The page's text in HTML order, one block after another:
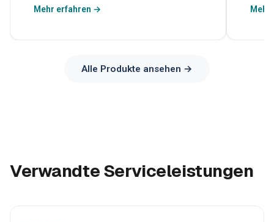
Mehr erfahren →
Alle Produkte ansehen →
Verwandte Serviceleistungen